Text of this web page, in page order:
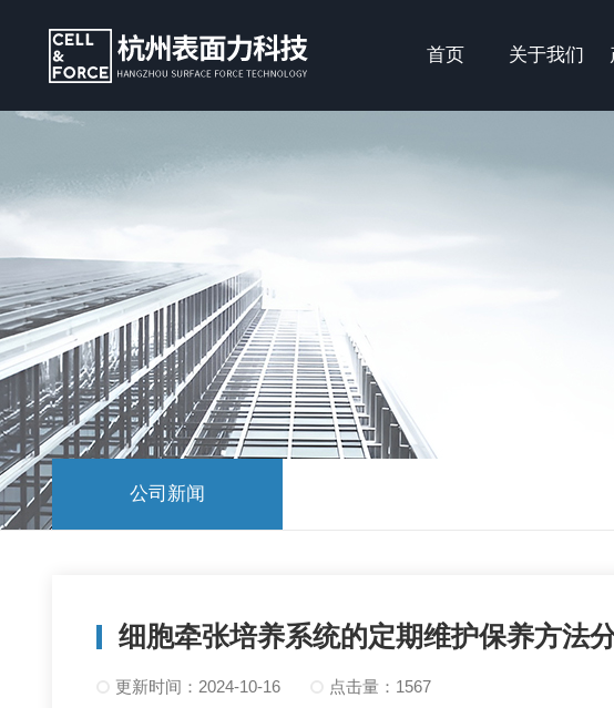
首页 关于我们
公司新闻
细胞牵张培养系统的定期维护保养方法
更新时间：2024-10-16 点击量：1567